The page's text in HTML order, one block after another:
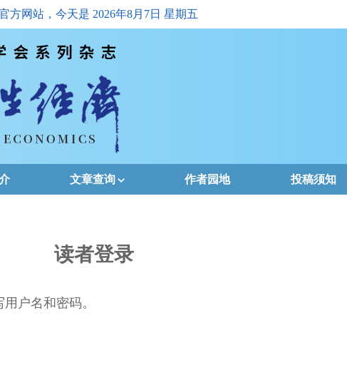
方网站，今天是 2026年8月7日 星期五
文章查询
下载排名
作者园地 投稿须知
读者登录
户名和密码。